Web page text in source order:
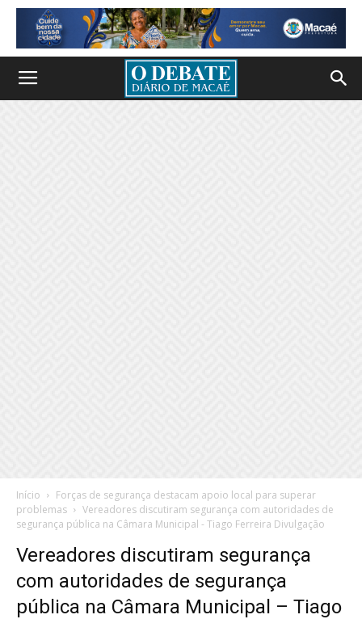
Início
Forças de segurança destacam apoio local para superar
problemas
Vereadores discutiram segurança com autoridades de
segurança pública na Câmara Municipal - Tiago Ferreira Divulgação
Vereadores discutiram segurança
com autoridades de segurança
pública na Câmara Municipal – Tiago